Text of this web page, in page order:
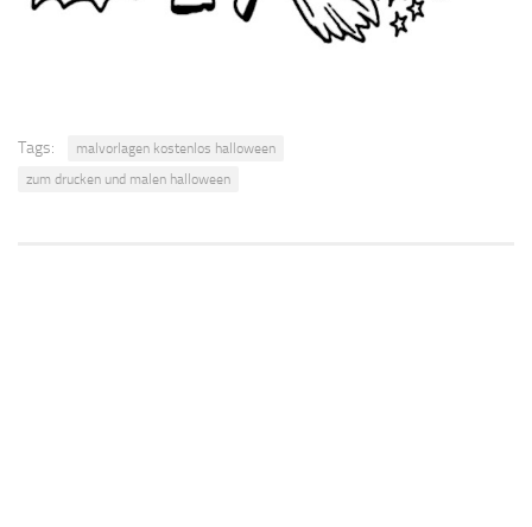
Tags:
malvorlagen kostenlos halloween
zum drucken und malen halloween